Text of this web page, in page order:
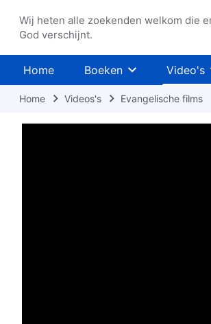
Wij heten alle zoekenden welkom die
God verschijnt.
Home Boeken Video's
Home Videos's Evangelische films